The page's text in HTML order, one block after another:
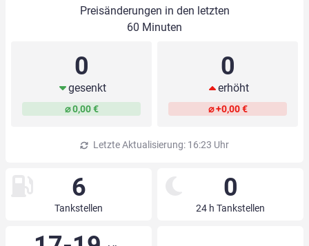
Preisänderungen in den letzten
60 Minuten
0
gesenkt
⌀ 0,00 €
0
erhöht
⌀ +0,00 €
Letzte Aktualisierung: 16:23 Uhr
6
Tankstellen
0
24 h Tankstellen